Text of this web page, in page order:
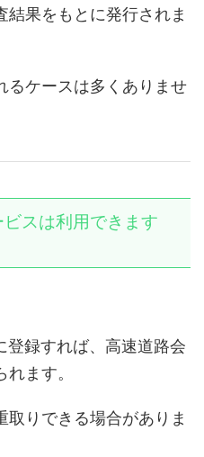
果をもとに発行されま
るケースは多くありませ
スは利用できます
登録すれば、高速道路会
ます。
取りできる場合がありま